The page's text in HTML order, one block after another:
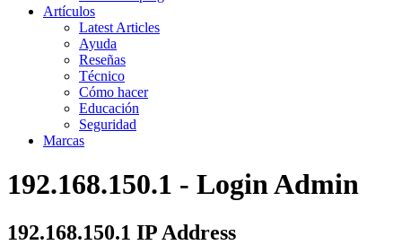
Artículos
Latest Articles
Ayuda
Reseñas
Técnico
Cómo hacer
Educación
Seguridad
Marcas
192.168.150.1 - Login Admin
192.168.150.1 IP Address